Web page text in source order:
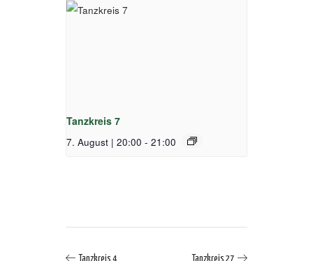
Tanzkreis 7
7. August | 20:00 - 21:00
Tanzkreis 4 Tanzkreis 27